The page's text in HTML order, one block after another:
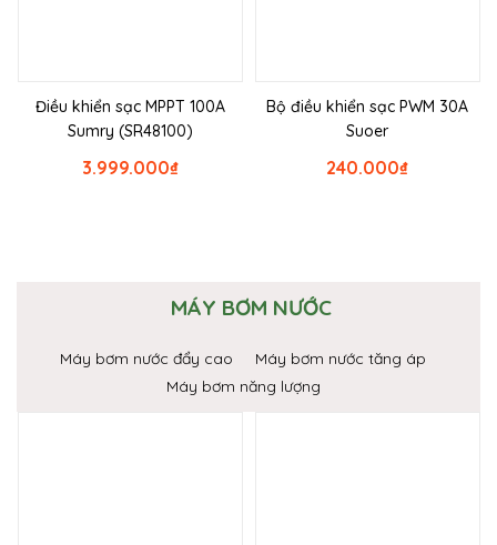
Điều khiển sạc MPPT 100A
Sumry (SR48100)
₫
3.999.000
Bộ điều khiển sạc PWM 30A
Suoer
₫
240.000
MÁY BƠM NƯỚC
Máy bơm nước đẩy cao
Máy bơm nước tăng áp
Máy bơm năng lượng